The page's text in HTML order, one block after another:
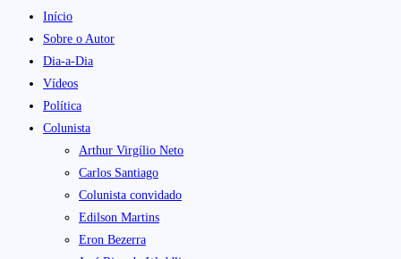
Início
Sobre o Autor
Dia-a-Dia
Vídeos
Política
Colunista
Arthur Virgílio Neto
Carlos Santiago
Colunista convidado
Edilson Martins
Eron Bezerra